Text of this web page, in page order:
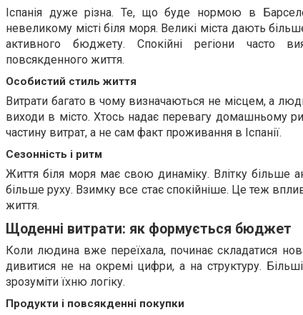
Іспанія дуже різна. Те, що буде нормою в
невеликому місті біля моря. Великі міста дають
активного бюджету. Спокійні регіони часто
повсякденного життя.
Особистий стиль життя
Витрати багато в чому визначаються не місцем, а
виходи в місто. Хтось надає перевагу домашньому
частину витрат, а не сам факт проживання в Іспанії.
Сезонність і ритм
Життя біля моря має свою динаміку. Влітку більше
більше руху. Взимку все стає спокійніше. Це теж
життя.
Щоденні витрати: як формується бюджет
Коли людина вже переїхала, починає складатися
дивитися не на окремі цифри, а на структуру.
зрозуміти їхню логіку.
Продукти і повсякденні покупки